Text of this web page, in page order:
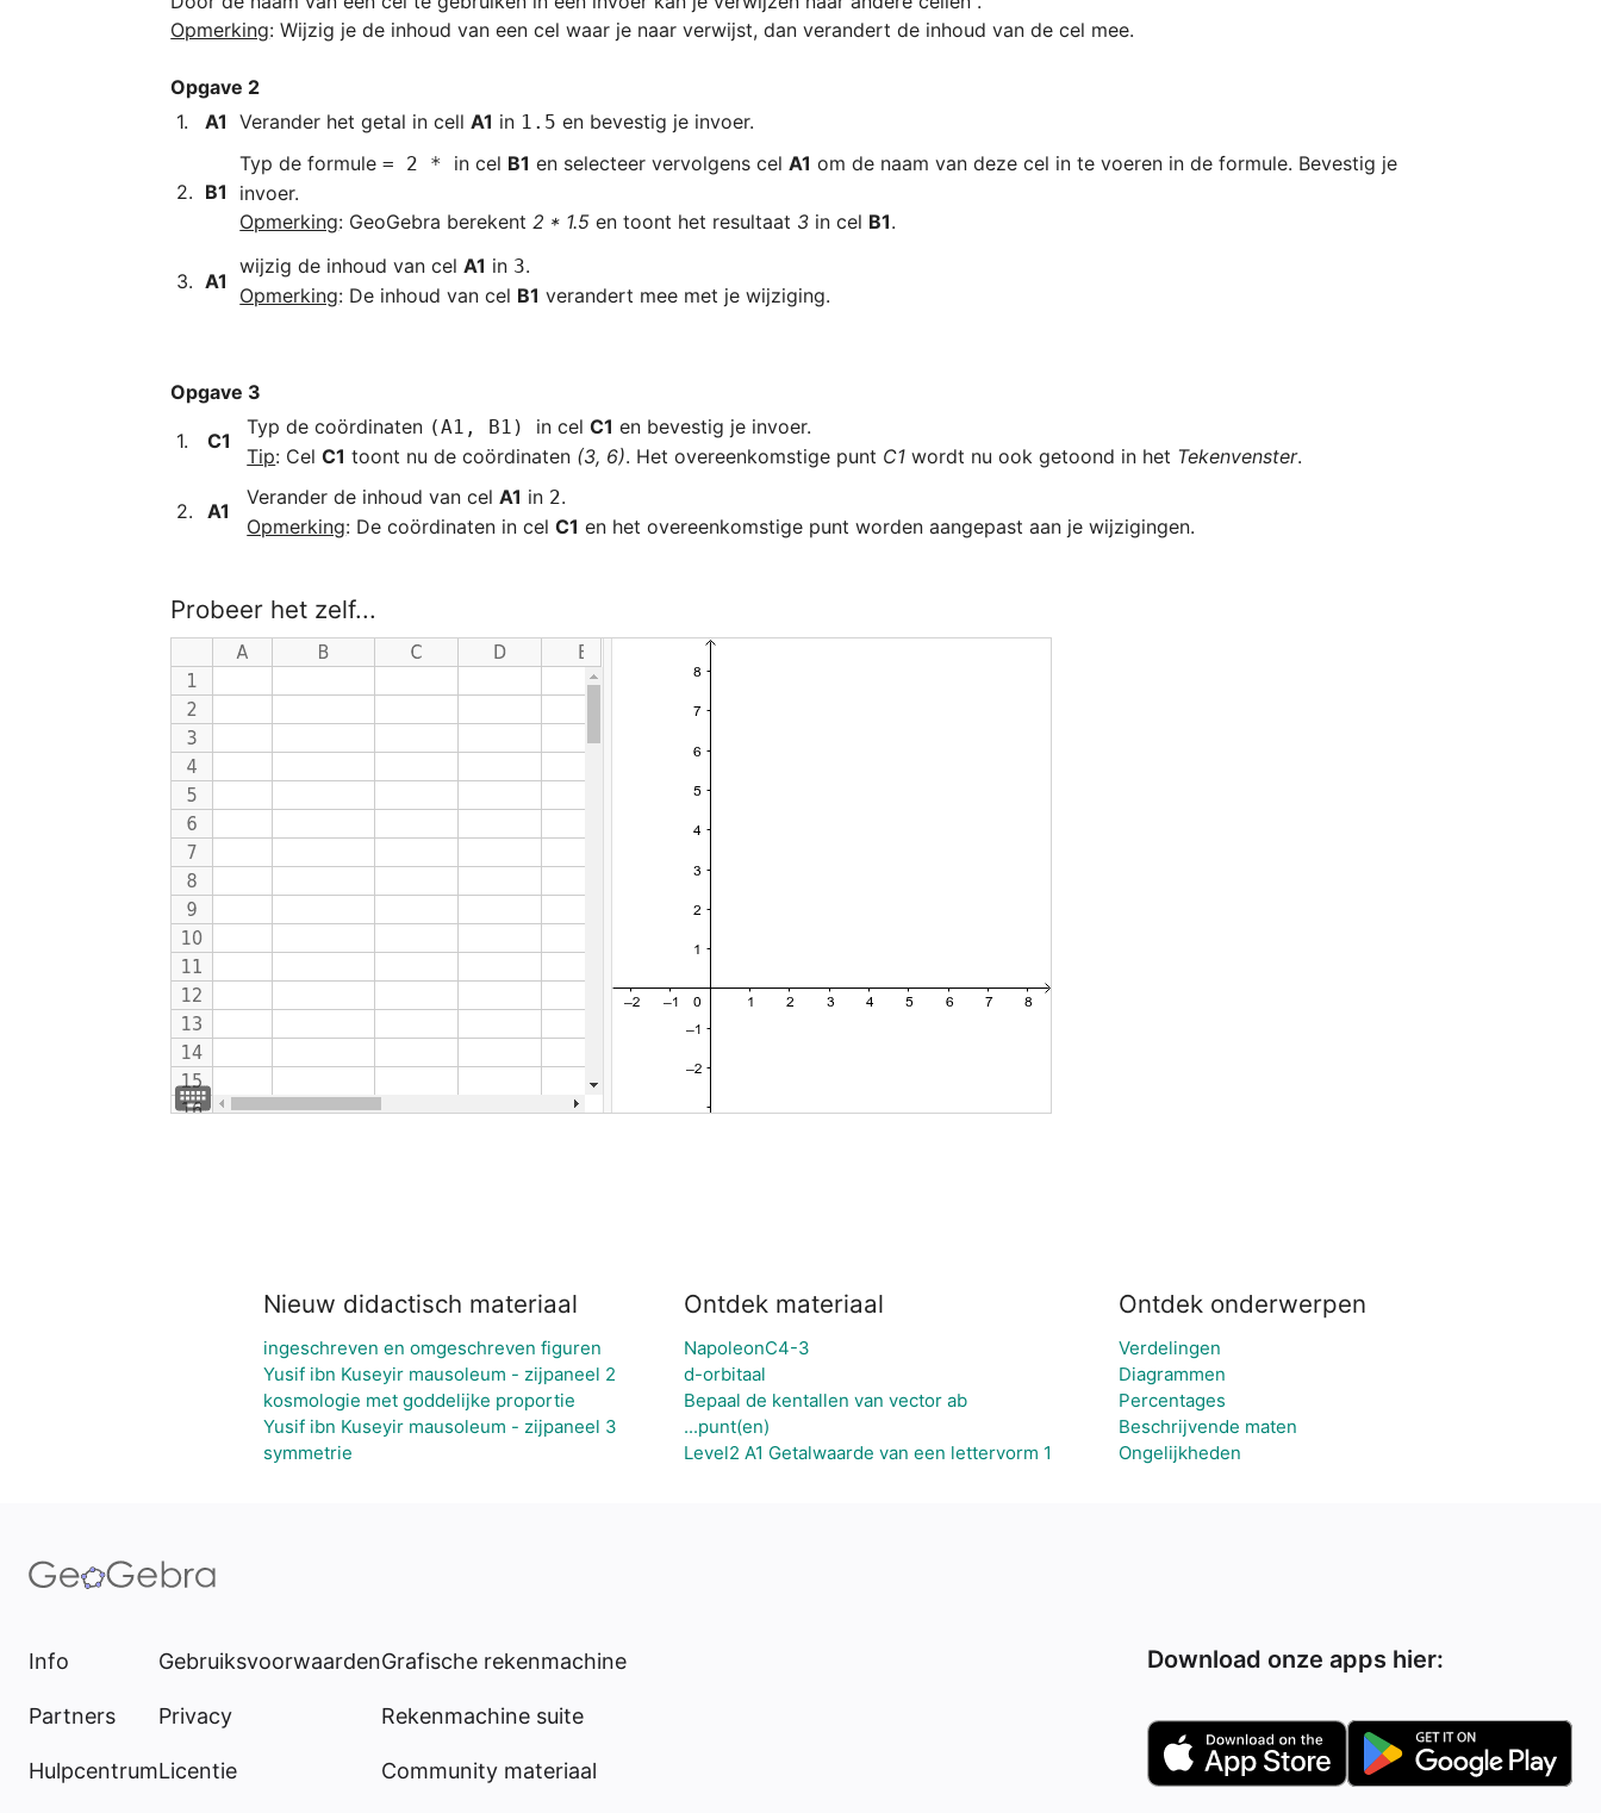
Opmerking
Opgave 2
1.﻿
A1 Verander het getal in cell A1 in 1.5 en bevestig je invoer.
﻿﻿2. B1
﻿Typ de formule = 2 * in cel B1 en selecteer vervolgens cel A1 om de naam van deze cel in te voeren in de formule. Bevestig je
Opmerking: GeoGebra berekent 2 * 1.5 en toont het resultaat 3 in cel B1
A1
﻿﻿﻿wijzig de inhoud van cel A1 in 3
Opmerking: De inhoud van cel B1 verandert mee met je wijziging.
Opgave 3
1.﻿ C1
Typ de coördinaten (A1, B1) in cel C1
Tip: Cel C1 toont nu de coördinaten (3, 6). Het overeenkomstige punt C1 wordt nu ook getoond in het Tekenvenster.
2.﻿ A1
﻿Verander de inhoud van cel A1 in 2
Opmerking: De coördinaten in cel C1 en het overeenkomstige punt worden aangepast aan je wijzigingen.
Probeer het zelf...
Nieuw didactisch materiaal
ingeschreven en omgeschreven figuren
Yusif ibn Kuseyir mausoleum - zijpaneel 2
kosmologie met goddelijke proportie
Yusif ibn Kuseyir mausoleum - zijpaneel 3
symmetrie
Ontdek materiaal
NapoleonC4-3
d-orbitaal
Bepaal de kentallen van vector ab
...punt(en)
Level2 A1 Getalwaarde van een lettervorm 1
Ontdek onderwerpen
Verdelingen
Diagrammen
Percentages
Beschrijvende maten
Ongelijkheden
Info
Partners
Hulpcentrum
Gebruiksvoorwaarden
Privacy
Licentie
Grafische rekenmachine
Rekenmachine suite
Community materiaal
Download onze apps hier: